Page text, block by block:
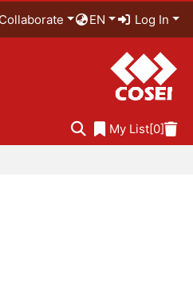
EN Log In
My List[0]